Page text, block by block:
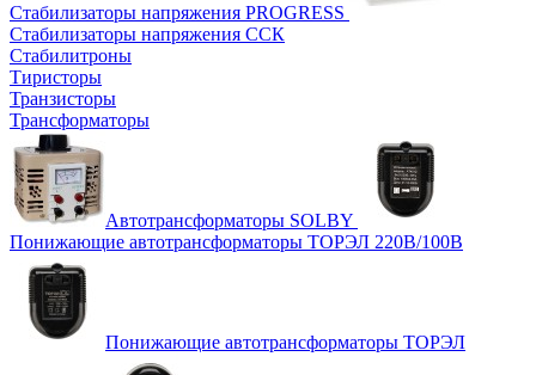
Стабилизаторы напряжения PROGRESS
Стабилизаторы напряжения ССК
Стабилитроны
Тиристоры
Транзисторы
Трансформаторы
Автотрансформаторы SOLBY
Понижающие автотрансформаторы ТОРЭЛ 220В/100В
Понижающие автотрансформаторы ТОРЭЛ